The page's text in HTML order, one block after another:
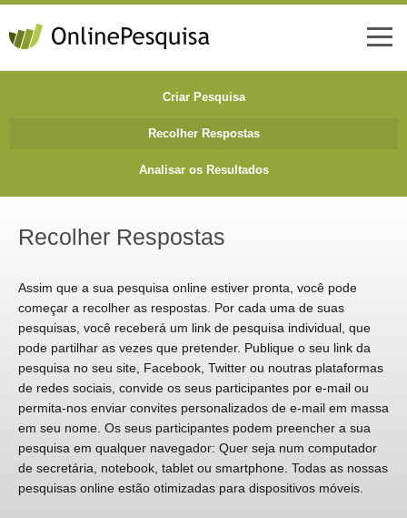
Criar Pesquisa
Recolher Respostas
Analisar os Resultados
Recolher Respostas
Assim que a sua pesquisa online estiver pronta, você pode
começar a recolher as respostas. Por cada uma de suas
pesquisas, você receberá um link de pesquisa individual, que
pode partilhar as vezes que pretender. Publique o seu link da
pesquisa no seu site, Facebook, Twitter ou noutras plataformas
de redes sociais, convide os seus participantes por e-mail ou
permita-nos enviar convites personalizados de e-mail em massa
em seu nome. Os seus participantes podem preencher a sua
pesquisa em qualquer navegador: Quer seja num computador
de secretária, notebook, tablet ou smartphone. Todas as nossas
pesquisas online estão otimizadas para dispositivos móveis.